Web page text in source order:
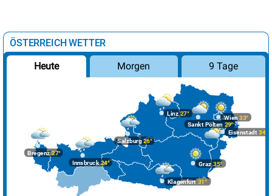
ÖSTERREICH WETTER
Heute Morgen 9 Tage
Bregenz27°
Graz35°
Innsbruck24°
Klagenfurt 31°
Linz27°
Salzburg26°
Wien 33°
Eisenstadt 34°
Sankt Pölten 29°